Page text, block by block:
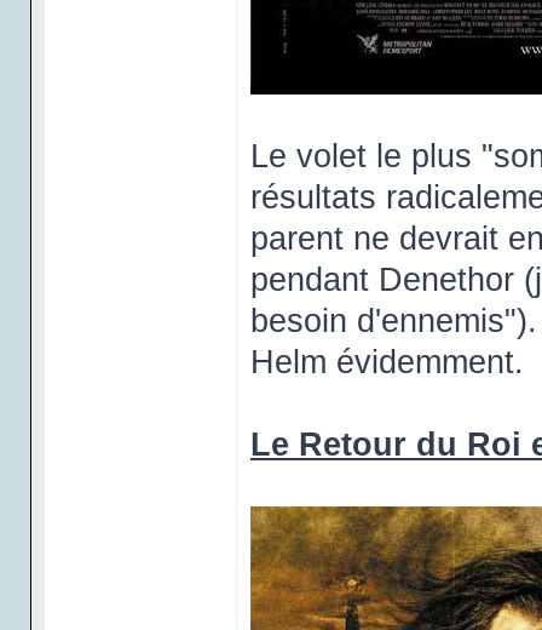
Le volet le plus
résultats
parent ne devrait
pendant Denethor
besoin
Helm évidemment.
Le Retour du Roi